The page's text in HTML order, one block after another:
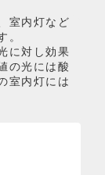
室内灯など
。
に対し効果
の光には酸
室内灯には